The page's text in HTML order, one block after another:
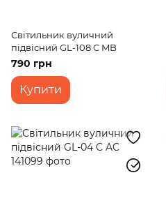
Світильник вуличний
підвісний GL-108 C MB
790 грн
Купити